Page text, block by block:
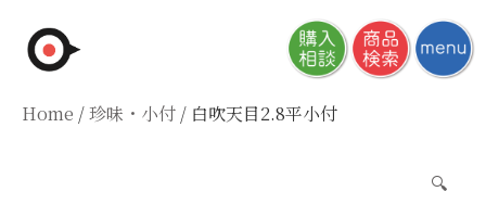
Home /珍味・小付 / 白吹天目2.8平小付
🔍